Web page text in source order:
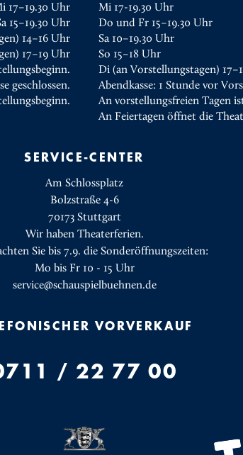
17–19.30 Uhr
15–19.30 Uhr
14–16 Uhr
17–19 Uhr
geschlossen.
Mi 17-19.30 Uhr
Do und Fr 15–19.30 Uhr
Sa 10–19.30 Uhr
So 15–18 Uhr
Di (an Vorstellungstagen)
Abendkasse: 1 Stunde vor
An vorstellungsfreien Tagen
An Feiertagen öffnet die
SERVICE-CENTER
Am Schlossplatz
Bolzstraße 4-6
70173 Stuttgart
Wir haben Theaterferien.
Sie bis 7.9. die Sonderöffnungszeiten:
Mo bis Fr 10 - 15 Uhr
service@schauspielbuehnen.de
VORVERKAUF
/ 22 77 00